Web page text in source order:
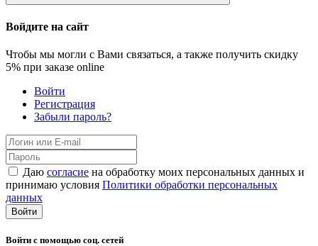
Войдите на сайт
Чтобы мы могли с Вами связаться, а также получить скидку
5% при заказе online
Войти
Регистрация
Забыли пароль?
Даю согласие на обработку моих персональных данных и
принимаю условия Политики обработки персональных
данных
Войти
Войти с помощью соц. сетей